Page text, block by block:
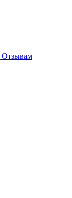
Отзывам